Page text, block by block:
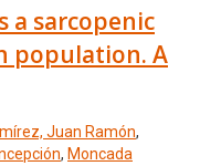
a sarcopenic
population. A
Juan Ramón,
, Moncada